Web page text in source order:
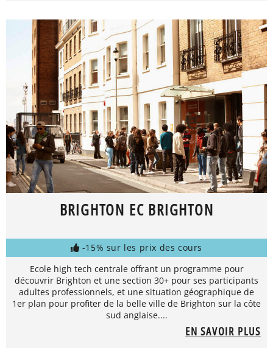
BRIGHTON EC BRIGHTON
-15% sur les prix des cours
Ecole high tech centrale offrant un programme pour
découvrir Brighton et une section 30+ pour ses participants
adultes professionnels, et une situation géographique de
1er plan pour profiter de la belle ville de Brighton sur la côte
sud anglaise....
EN SAVOIR PLUS